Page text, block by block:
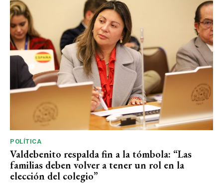
POLÍTICA
Valdebenito respalda fin a la tómbola: “Las
familias deben volver a tener un rol en la
elección del colegio”